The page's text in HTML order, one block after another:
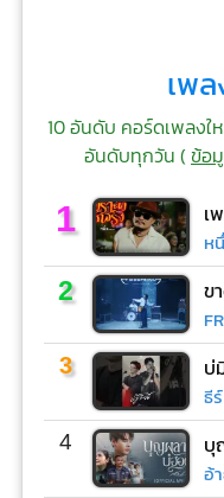
เพ
10 อันดับ คอร์ดเพลงใ
อันดับทุกวัน (ข้อ
1 เ
ห
2 ข
3 บ่
ธี
4 บุ
อ้